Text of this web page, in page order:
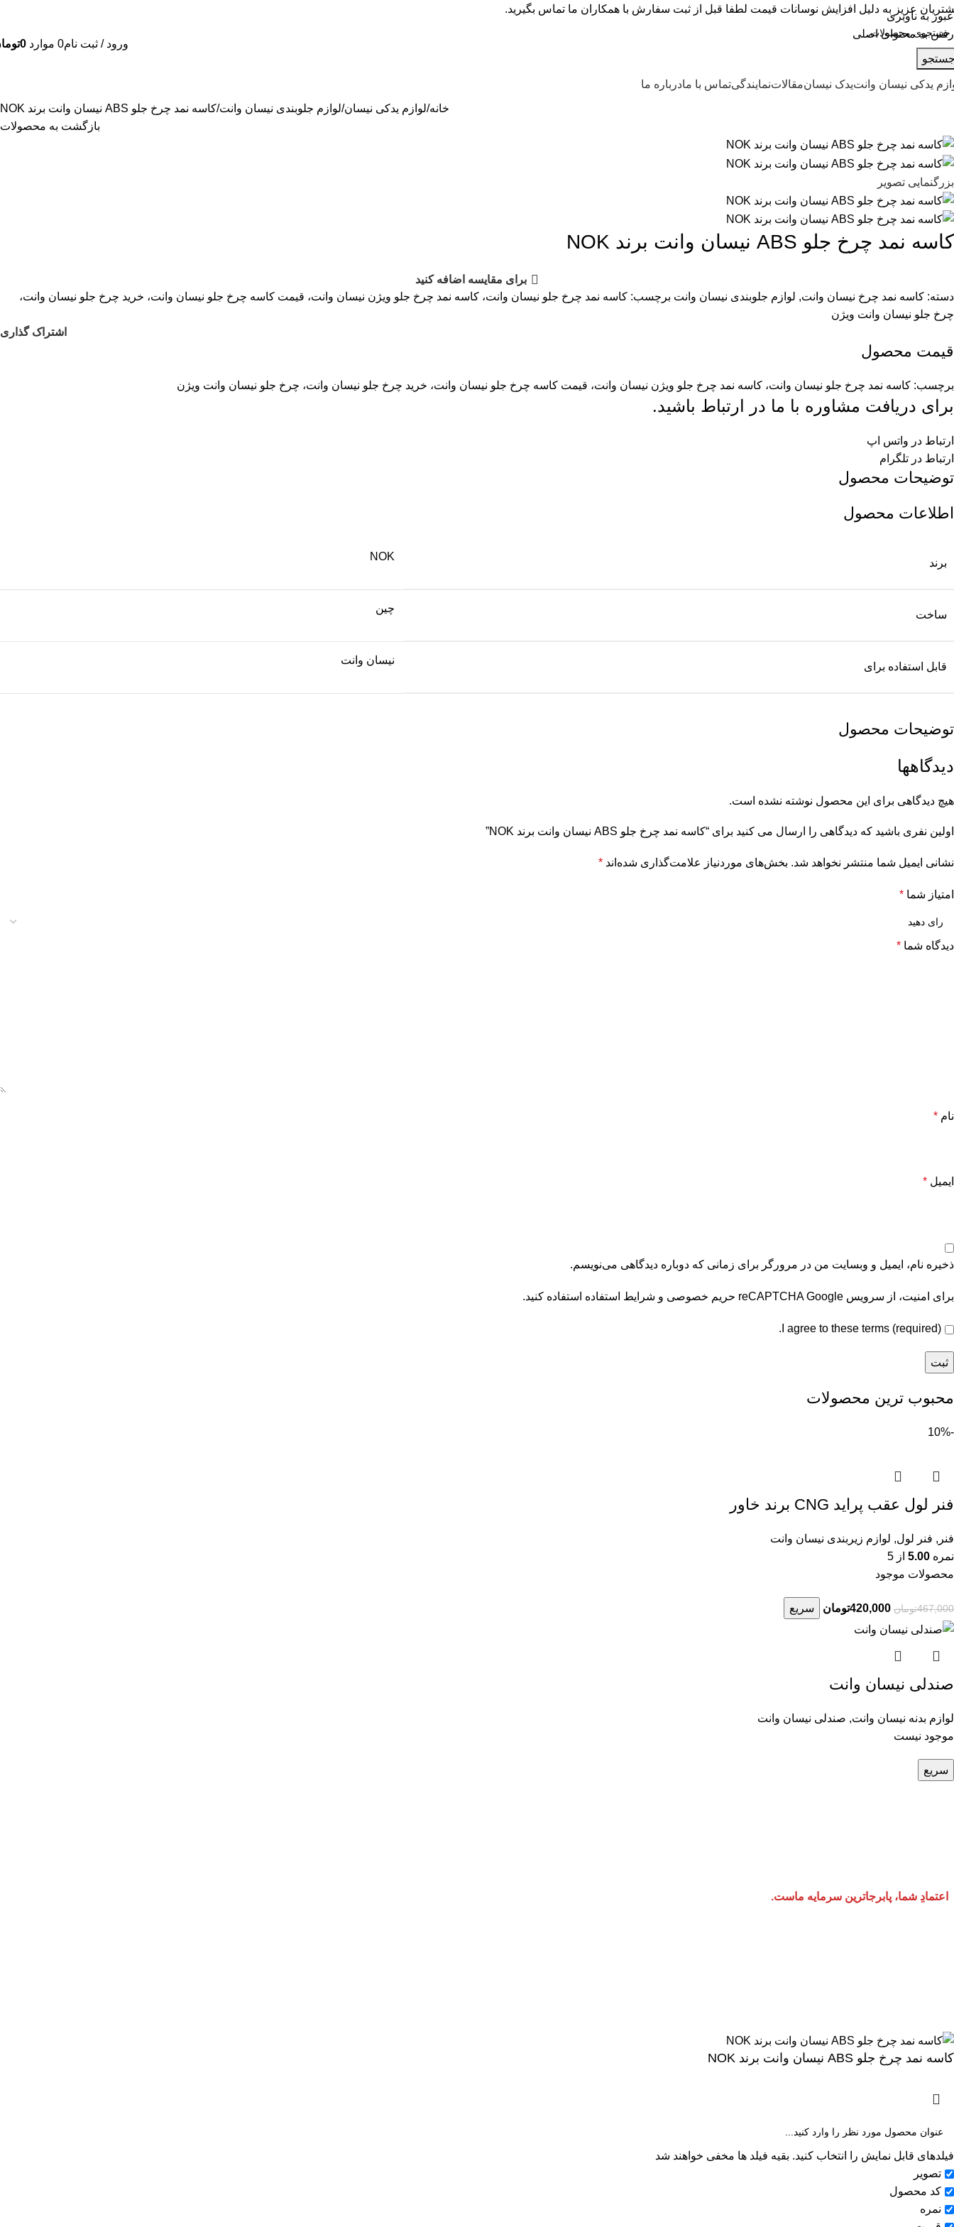
عبور به ناوبری
رفتن به محتوای اصلی
عزیز به دلیل افزایش نوسانات قیمت لطفا قبل از ثبت سفارش با همکاران ما تماس بگیرید.
ورود / ثبت نام0 موارد 0
یدکی نیسان وانتیدک نیسانمقالاتنمایندگیتماس با مادرباره ما
خانه لوازم یدکی نیسان لوازم جلوبندی نیسان وانت کاسه نمد چرخ جلو ABS نیسان وانت برند NOK
بازگشت به محصولات
بزرگنمایی تصویر
کاسه نمد چرخ جلو ABS نیسان وانت برند NOK
برای مقایسه اضافه کنید
دسته: کاسه نمد چرخ نیسان وانت, لوازم جلوبندی نیسان وانت برچسب: کاسه نمد چرخ جلو نیسان وانت، کاسه نمد چرخ جلو ویژن نیسان وانت، قیمت کاسه چرخ جلو نیسان وانت، خرید چرخ جلو نیسان وانت،
چرخ جلو نیسان وانت ویژن
اشتراک گذاری
قیمت محصول
برچسب: کاسه نمد چرخ جلو نیسان وانت، کاسه نمد چرخ جلو ویژن نیسان وانت، قیمت کاسه چرخ جلو نیسان وانت، خرید چرخ جلو نیسان وانت، چرخ جلو نیسان وانت ویژن
برای دریافت مشاوره با ما در ارتباط باشید.
ارتباط در واتس اپ
ارتباط در تلگرام
توضیحات محصول
اطلاعات محصول
برند
NOK
ساخت
چین
قابل استفاده برای
نیسان وانت
توضیحات محصول
دیدگاهها
هیچ دیدگاهی برای این محصول نوشته نشده است.
اولین نفری باشید که دیدگاهی را ارسال می کنید برای “کاسه نمد چرخ جلو ABS نیسان وانت برند NOK”
نشانی ایمیل شما منتشر نخواهد شد. بخش‌های موردنیاز علامت‌گذاری شده‌اند *
امتیاز شما *
دیدگاه شما *
نام *
ایمیل *
ذخیره نام، ایمیل و وبسایت من در مرورگر برای زمانی که دوباره دیدگاهی می‌نویسم.
برای امنیت، از سرویس reCAPTCHA Google حریم خصوصی و شرایط استفاده استفاده کنید.
I agree to these terms (required).
محبوب ترین محصولات
-10%
فنر لول عقب پراید CNG برند خاور
فنر , فنر لول, لوازم زیربندی نیسان وانت
نمره 5.00 از 5
محصولات موجود
467,000تومان 420,000تومان سریع
صندلی نیسان وانت
لوازم بدنه نیسان وانت, صندلی نیسان وانت
موجود نیست
سریع
اعتمادِ شما، پابرجاترین سرمایه ماست.
کاسه نمد چرخ جلو ABS نیسان وانت برند NOK
فیلدهای قابل نمایش را انتخاب کنید. بقیه فیلد ها مخفی خواهند شد
تصویر
کد محصول
نمره